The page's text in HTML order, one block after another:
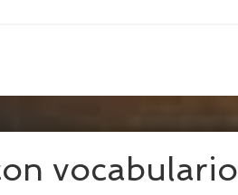
vocabulario